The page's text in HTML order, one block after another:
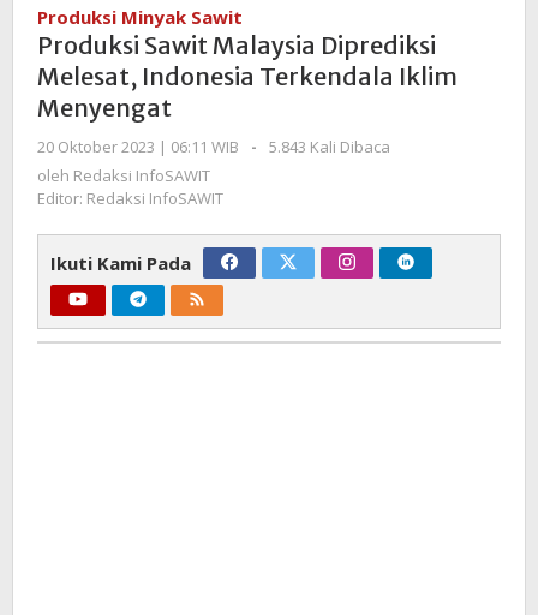
Diprediksi
Melesat,
Indonesia
Iklim
Produksi Minyak Sawit
Produksi Sawit Malaysia Diprediksi
Melesat, Indonesia Terkendala Iklim
Menyengat
20 Oktober 2023 | 06:11 WIB
oleh
-
5.843 Kali Dibaca
oleh Redaksi InfoSAWIT
Editor: Redaksi InfoSAWIT
Ikuti Kami Pada